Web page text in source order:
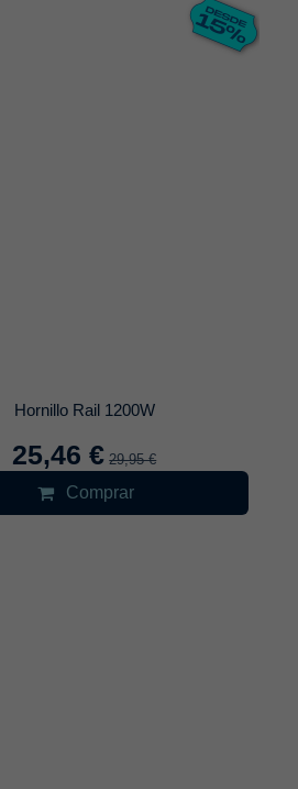
Hornillo Rail 1200W
25,46 € 29,95 €
Comprar